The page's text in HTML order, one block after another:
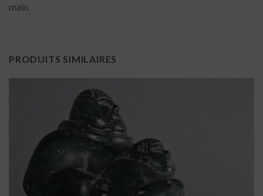
main.
PRODUITS SIMILAIRES